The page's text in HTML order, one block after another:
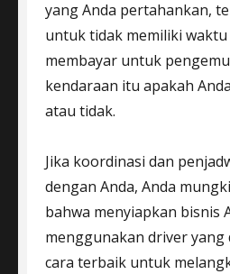
yang Anda pertahankan,
untuk tidak memiliki
membayar untuk
kendaraan itu apakah
atau tidak.
Jika koordinasi dan
dengan Anda, Anda
bahwa menyiapkan bisnis
menggunakan driver
cara terbaik untuk